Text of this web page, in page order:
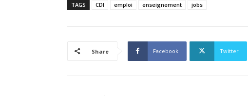
TAGS CDI emploi enseignement jobs
Share Facebook Twitter